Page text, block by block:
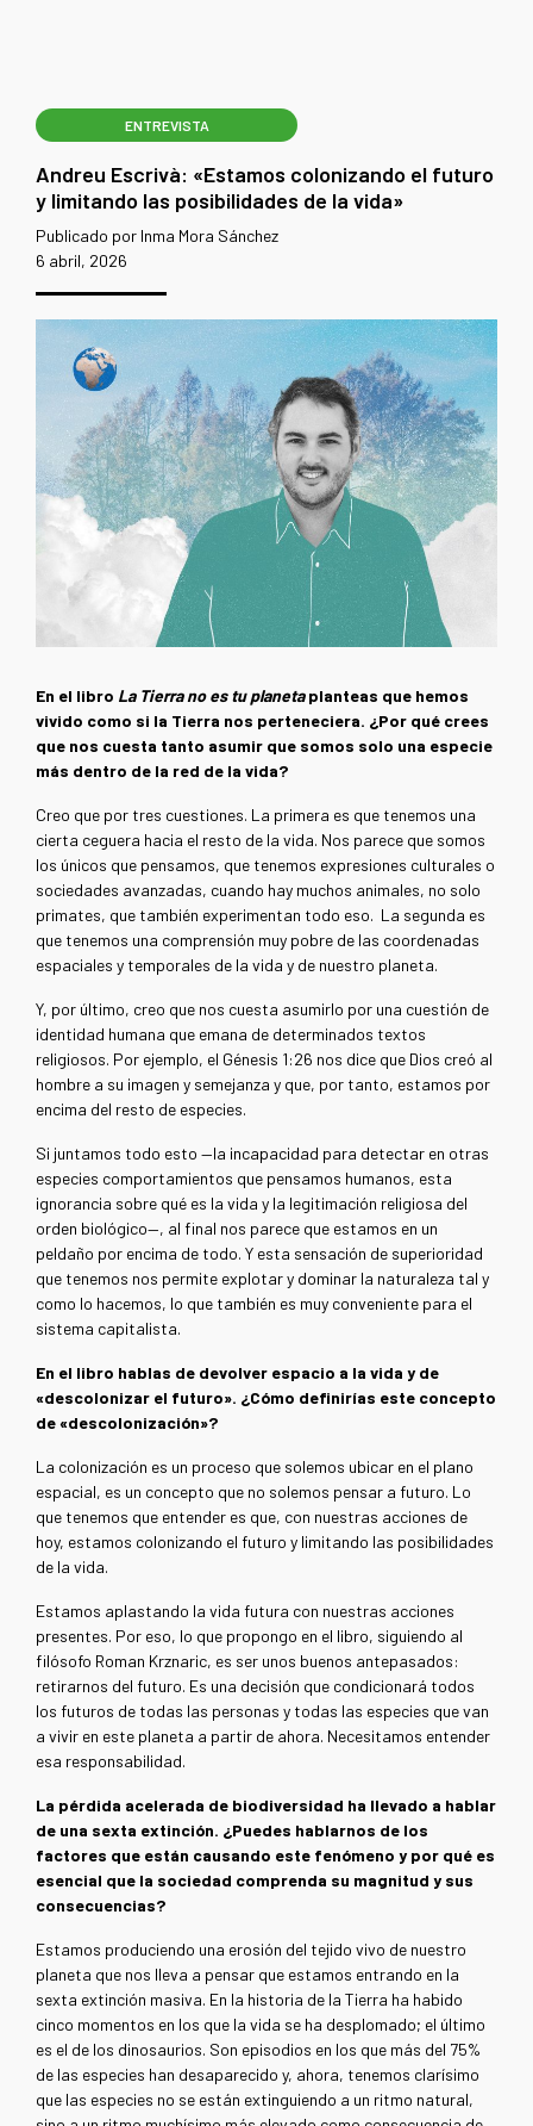
ENTREVISTA
Andreu Escrivà: «Estamos colonizando el futuro
y limitando las posibilidades de la vida»
Publicado por Inma Mora Sánchez
6 abril, 2026
En el libro La Tierra no es tu planetaplanteas que hemos
vivido como si la Tierra nos perteneciera. ¿Por qué crees
que nos cuesta tanto asumir que somos solo una especie
más dentro de la red de la vida?
Creo que por tres cuestiones. La primera es que tenemos una
cierta ceguera hacia el resto de la vida. Nos parece que somos
los únicos que pensamos, que tenemos expresiones culturales o
sociedades avanzadas, cuando hay muchos animales, no solo
primates, que también experimentan todo eso. La segunda es
que tenemos una comprensión muy pobre de las coordenadas
espaciales y temporales de la vida y de nuestro planeta.
Y, por último, creo que nos cuesta asumirlo por una cuestión de
identidad humana que emana de determinados textos
religiosos. Por ejemplo, el Génesis 1:26 nos dice que Dios creó al
hombre a su imagen y semejanza y que, por tanto, estamos por
encima del resto de especies.
Si juntamos todo esto —la incapacidad para detectar en otras
especies comportamientos que pensamos humanos, esta
ignorancia sobre qué es la vida y la legitimación religiosa del
orden biológico—, al final nos parece que estamos en un
peldaño por encima de todo. Y esta sensación de superioridad
que tenemos nos permite explotar y dominar la naturaleza tal y
como lo hacemos, lo que también es muy conveniente para el
sistema capitalista.
En el libro hablas de devolver espacio a la vida y de
«descolonizar el futuro». ¿Cómo definirías este concepto
de «descolonización»?
La colonización es un proceso que solemos ubicar en el plano
espacial, es un concepto que no solemos pensar a futuro. Lo
que tenemos que entender es que, con nuestras acciones de
hoy, estamos colonizando el futuro y limitando las posibilidades
de la vida.
Estamos aplastando la vida futura con nuestras acciones
presentes. Por eso, lo que propongo en el libro, siguiendo al
filósofo Roman Krznaric, es ser unos buenos antepasados:
retirarnos del futuro. Es una decisión que condicionará todos
los futuros de todas las personas y todas las especies que van
a vivir en este planeta a partir de ahora. Necesitamos entender
esa responsabilidad.
La pérdida acelerada de biodiversidad ha llevado a hablar
de una sexta extinción. ¿Puedes hablarnos de los
factores que están causando este fenómeno y por qué es
esencial que la sociedad comprenda su magnitud y sus
consecuencias?
Estamos produciendo una erosión del tejido vivo de nuestro
planeta que nos lleva a pensar que estamos entrando en la
sexta extinción masiva. En la historia de la Tierra ha habido
cinco momentos en los que la vida se ha desplomado; el último
es el de los dinosaurios. Son episodios en los que más del 75%
de las especies han desaparecido y, ahora, tenemos clarísimo
que las especies no se están extinguiendo a un ritmo natural,